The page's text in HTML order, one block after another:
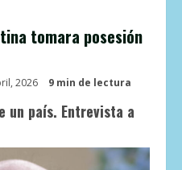
tomara posesión
2026 9 min de lectura
un país. Entrevista a